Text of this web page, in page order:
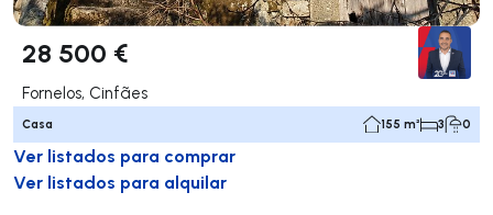
28 500 €
Fornelos, Cinfães
Casa 155 m² 3 0
Ver listados para comprar
Ver listados para alquilar